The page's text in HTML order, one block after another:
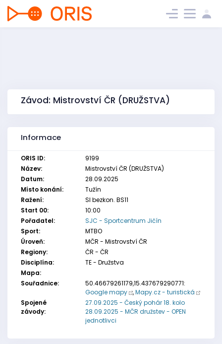
Závod: Mistrovství ČR (DRUŽSTVA)
Informace
ORIS ID:
9199
Název:
Mistrovství ČR (DRUŽSTVA)
Datum:
28.09.2025
Místo konání:
Tužín
Ražení:
SI bezkon. BS11
Start 00:
10:00
Pořadatel:
SJC - Sportcentrum Jičín
Sport:
MTBO
Úroveň:
MČR - Mistrovství ČR
Regiony:
ČR - ČR
Disciplína:
TE - Družstva
Mapa:
Souřadnice:
50.46679261179,15.437679290771:
Google mapy
,Mapy.cz - turistická
Spojené
závody:
27.09.2025 - Český pohár 18. kolo
28.09.2025 - MČR družstev - OPEN
jednotlivci